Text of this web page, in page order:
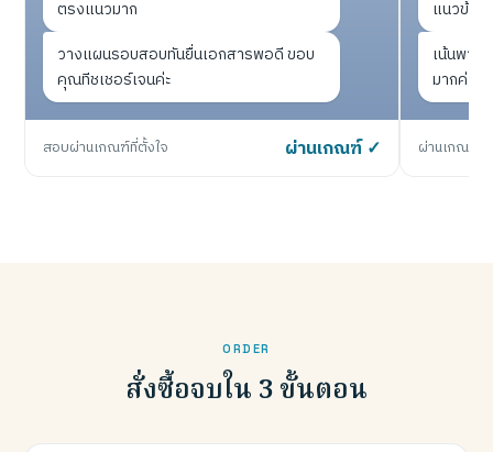
ตรงแนวมาก
วางแผนรอบสอบทันยื่นเอกสารพอดี ขอบ
คุณทีชเชอร์เจนค่ะ
สอบผ่านเกณฑ์ที่ตั้งใจ ผ่านเกณฑ์ ✓
แนวข้อส
เน้นพาร์
มากค่ะ
ผ่านเกณฑ์ห
ORDER
สั่งซื้อจบใน 3 ขั้นตอน